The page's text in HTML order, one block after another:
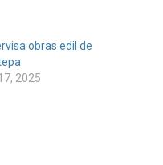
obras edil de
2025